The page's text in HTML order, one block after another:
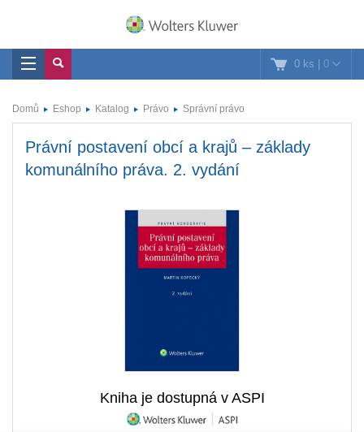
0 ks | 0
Domů Eshop Katalog Právo Správní právo
Právní postavení obcí a krajů – základy
komunálního práva. 2. vydání
Kniha je dostupná v ASPI